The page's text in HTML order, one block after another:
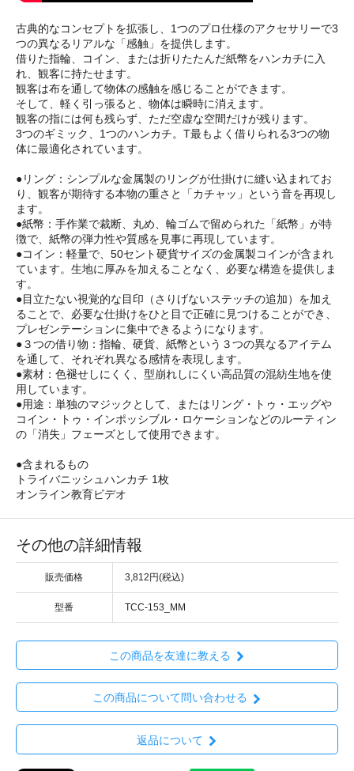
古典的なコンセプトを拡張し、1つのプロ仕様のアクセサリーで3
つの異なるリアルな「感触」を提供します。
借りた指輪、コイン、または折りたたんだ紙幣をハンカチに入
れ、観客に持たせます。
観客は布を通して物体の感触を感じることができます。
そして、軽く引っ張ると、物体は瞬時に消えます。
観客の指には何も残らず、ただ空虚な空間だけが残ります。
3つのギミック、1つのハンカチ。T最もよく借りられる3つの物
体に最適化されています。
●リング：シンプルな金属製のリングが仕掛けに縫い込まれてお
り、観客が期待する本物の重さと「カチャッ」という音を再現し
ます。
●紙幣：手作業で裁断、丸め、輪ゴムで留められた「紙幣」が特
徴で、紙幣の弾力性や質感を見事に再現しています。
●コイン：軽量で、50セント硬貨サイズの金属製コインが含まれ
ています。生地に厚みを加えることなく、必要な構造を提供しま
す。
●目立たない視覚的な目印（さりげないステッチの追加）を加え
ることで、必要な仕掛けをひと目で正確に見つけることができ、
プレゼンテーションに集中できるようになります。
●３つの借り物：指輪、硬貨、紙幣という３つの異なるアイテム
を通して、それぞれ異なる感情を表現します。
●素材：色褪せしにくく、型崩れしにくい高品質の混紡生地を使
用しています。
●用途：単独のマジックとして、またはリング・トゥ・エッグや
コイン・トゥ・インポッシブル・ロケーションなどのルーティン
の「消失」フェーズとして使用できます。
●含まれるもの
トライバニッシュハンカチ 1枚
オンライン教育ビデオ
その他の詳細情報
販売価格 3,812円(税込)
型番 TCC-153_MM
この商品を友達に教える
この商品について問い合わせる
返品について